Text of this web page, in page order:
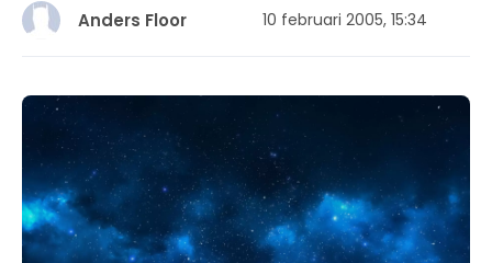
Anders Floor 10 februari 2005, 15:34